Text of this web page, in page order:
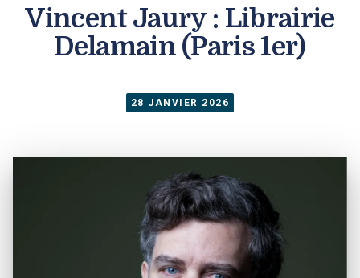
Vincent Jaury : Librairie
Delamain (Paris 1er)
28 JANVIER 2026